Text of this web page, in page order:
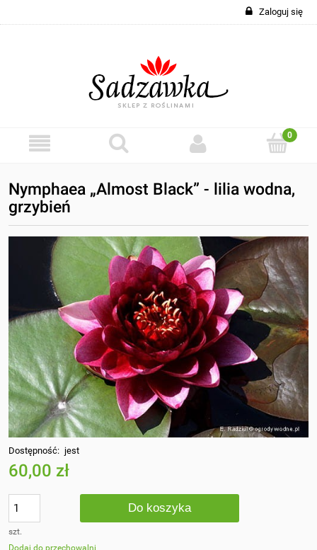
Zaloguj się
Nymphaea „Almost Black” - lilia wodna,
grzybień
Dostępność: jest
60,00 zł
szt.
Do koszyka
Dodaj do przechowalni